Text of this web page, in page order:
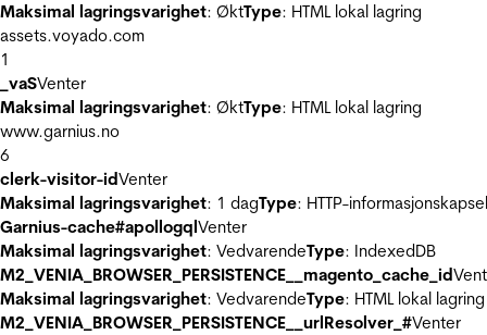
Maksimal lagringsvarighet: ØktType: HTML lokal lagring
assets.voyado.com
1
_vaSVenter
Maksimal lagringsvarighet: ØktType: HTML lokal lagring
www.garnius.no
6
clerk-visitor-idVenter
Maksimal lagringsvarighet: 1 dagType: HTTP-informasjonskapsel
Garnius-cache#apollogqlVenter
Maksimal lagringsvarighet: VedvarendeType: IndexedDB
M2_VENIA_BROWSER_PERSISTENCE__magento_cache_id
Maksimal lagringsvarighet: VedvarendeType: HTML lokal lagring
M2_VENIA_BROWSER_PERSISTENCE__urlResolver_#Venter